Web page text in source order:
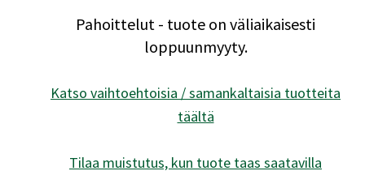
Pahoittelut - tuote on väliaikaisesti
loppuunmyyty.
Katso vaihtoehtoisia / samankaltaisia tuotteita
täältä
Tilaa muistutus, kun tuote taas saatavilla